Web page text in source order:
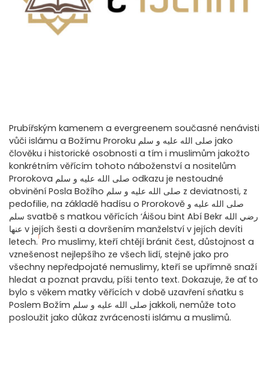
Prubířským kamenem a evergreenem současné nenávisti
vůči islámu a Božímu Proroku صلى الله عليه و سلم jako
člověku i historické osobnosti a tím i muslimům jakožto
konkrétním věřícím tohoto náboženství a nositelům
Prorokova صلى الله عليه و سلم odkazu je nestoudné
obvinění Posla Božího صلى الله عليه و سلم z deviatnosti, z
pedofilie, na základě hadísu o Prorokově صلى الله عليه و
سلم svatbě s matkou věřících ‘Áišou bint Abí Bekr رضي الله
عنها v jejích šesti a dovršením manželství v jejích devíti
letech.1 Pro muslimy, kteří chtějí bránit čest, důstojnost a
vznešenost nejlepšího ze všech lidí, stejně jako pro
všechny nepředpojaté nemuslimy, kteří se upřímně snaží
hledat a poznat pravdu, píši tento text. Dokazuje, že ať to
bylo s věkem matky věřících v době uzavření sňatku s
Poslem Božím صلى الله عليه و سلم jakkoli, nemůže toto
posloužit jako důkaz zvrácenosti islámu a muslimů.